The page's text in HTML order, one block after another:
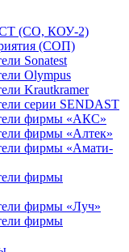
(СО, КОУ-2)
(СОП)
Sonatest
Olympus
Krautkramer
серии SENDAST
фирмы «АКС»
фирмы «Алтек»
фирмы «Амати-
фирмы
фирмы «Луч»
фирмы